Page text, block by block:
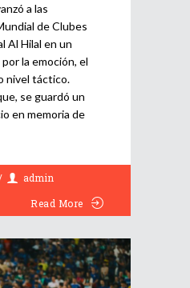
a las
de Clubes
Al Hilal en un
la emoción, el
nivel táctico.
se guardó un
en memoria de
admin
Read More